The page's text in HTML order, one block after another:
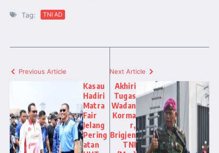
Tag: TNI AD
Previous Article
Kasau
Hadiri
Matra
Fair
Jelang
Pering
atan
Next Article
Akhiri
Tugas
Wadan
Korma
r,
Brigjen
TNI